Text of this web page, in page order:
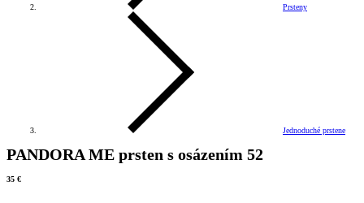
Prsteny
Jednoduché prstene
PANDORA ME prsten s osázením 52
35 €